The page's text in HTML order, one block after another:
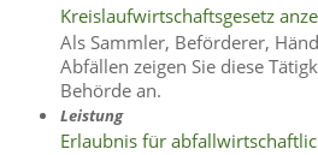
Kreislaufwirtschaftsgesetz
Als Sammler, Beförderer,
Abfällen zeigen Sie diese
Behörde an.
Leistung
Erlaubnis für